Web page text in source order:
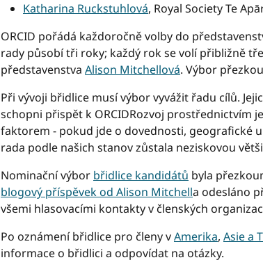
Katharina Ruckstuhlová, Royal Society Te
ORCID pořádá každoročně volby do
rady působí tři roky; každý rok se volí přibližně
představenstva Alison Mitchellová. Výbor
Při vývoji břidlice musí výbor vyvážit řadu cílů.
schopni přispět k ORCIDRozvoj prostřednictvím
faktorem - pokud jde o dovednosti, geografické
rada podle našich stanov zůstala neziskovou
Nominační výbor břidlice kandidátů byla
blogový příspěvek od Alison Mitchella odesláno
všemi hlasovacími kontakty v členských
Po oznámení břidlice pro členy vAmerika, Asie a
informace o břidlici a odpovídat na otázky.